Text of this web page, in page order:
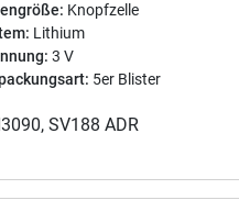
Knopfzelle
Lithium
3 V
5er Blister
SV188 ADR